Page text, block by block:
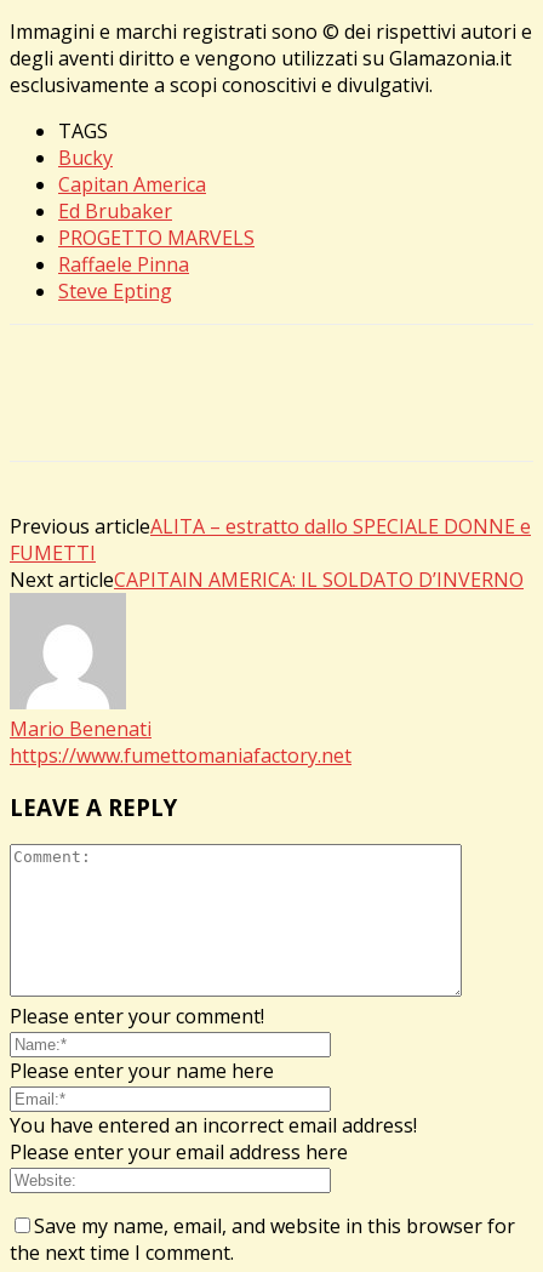
Immagini e marchi registrati sono © dei rispettivi autori e
degli aventi diritto e vengono utilizzati su Glamazonia.it
esclusivamente a scopi conoscitivi e divulgativi.
TAGS
Bucky
Capitan America
Ed Brubaker
PROGETTO MARVELS
Raffaele Pinna
Steve Epting
Previous articleALITA – estratto dallo SPECIALE DONNE e
FUMETTI
Next articleCAPITAIN AMERICA: IL SOLDATO D’INVERNO
Mario Benenati
https://www.fumettomaniafactory.net
LEAVE A REPLY
Please enter your comment!
Please enter your name here
You have entered an incorrect email address!
Please enter your email address here
Save my name, email, and website in this browser for
the next time I comment.